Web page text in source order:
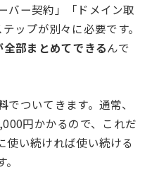
バー契約」「ドメイン取
ップが別々に必要です。
全部まとめてできるんで
でついてきます。通常、
円かかるので、これだ
使い続ければ使い続ける